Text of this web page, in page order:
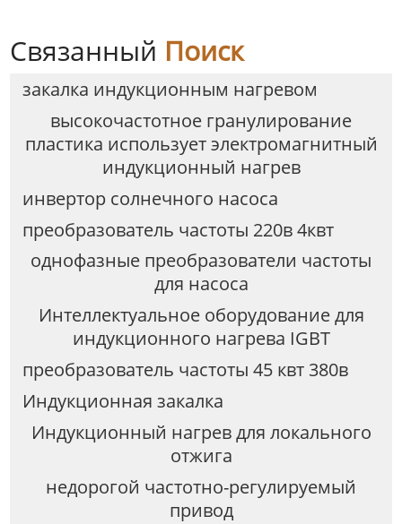
Связанный Поиск
закалка индукционным нагревом
высокочастотное гранулирование
пластика использует электромагнитный
индукционный нагрев
инвертор солнечного насоса
преобразователь частоты 220в 4квт
однофазные преобразователи частоты
для насоса
Интеллектуальное оборудование для
индукционного нагрева IGBT
преобразователь частоты 45 квт 380в
Индукционная закалка
Индукционный нагрев для локального
отжига
недорогой частотно-регулируемый
привод